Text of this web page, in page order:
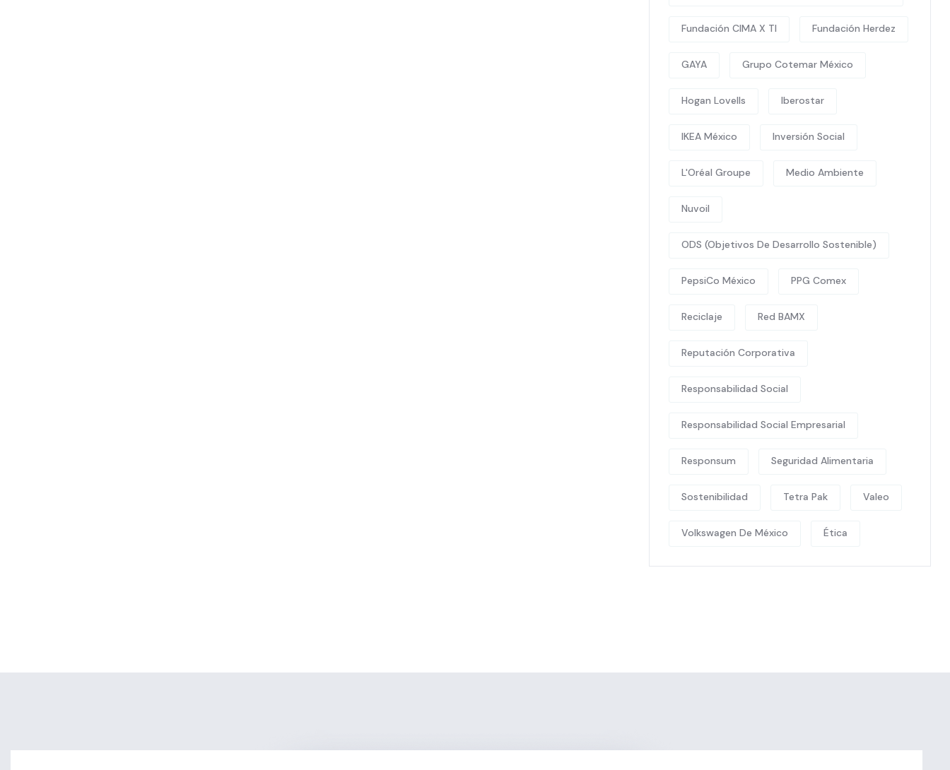
Fundación CIMA X TI Fundación Herdez
GAYA Grupo Cotemar México
Hogan Lovells Iberostar
IKEA México Inversión Social
L'Oréal Groupe Medio Ambiente
Nuvoil
ODS (Objetivos De Desarrollo Sostenible)
PepsiCo México PPG Comex
Reciclaje Red BAMX
Reputación Corporativa
Responsabilidad Social
Responsabilidad Social Empresarial
Responsum Seguridad Alimentaria
Sostenibilidad Tetra Pak Valeo
Volkswagen De México Ética